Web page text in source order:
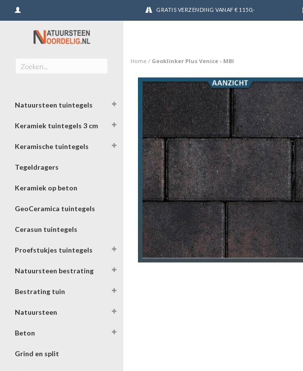
GRATIS VERZENDING VANAF € 1150,-
Natuursteen tuintegels
Keramiek tuintegels 3 cm
Keramische tuintegels
Tegeldragers
Keramiek op beton
GeoCeramica tuintegels
Cerasun tuintegels
Proefstukjes tuintegels
Natuursteen bestrating
Bestrating tuin
Natuursteen
Beton
Grind en split
Home / Geoklinker Plus Venice - MBI